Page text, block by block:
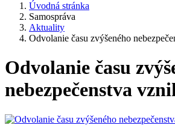
Úvodná stránka
Samospráva
Aktuality
Odvolanie času zvýšeného
Odvolanie času
nebezpečenstva